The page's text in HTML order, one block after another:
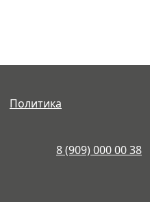
Политика
8 (909) 000 00 38